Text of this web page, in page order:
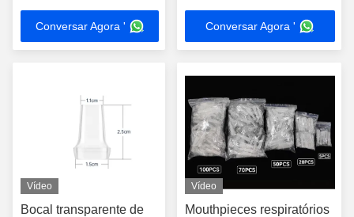
transparente de vários
tamanhos
Conversar Agora '
ambientes profissionais
Conversar Agora '
Vídeo
Bocal transparente de
Vídeo
Mouthpieces respiratórios